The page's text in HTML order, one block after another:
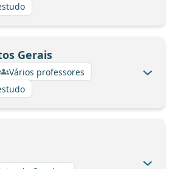
Gerais
Vários professores